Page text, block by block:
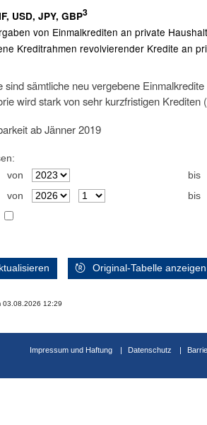
USD, JPY, GBP3
von Einmalkrediten an private
Kreditrahmen revolvierender Kredite an
sind sämtliche neu vergebene
wird stark von sehr kurzfristigen
ab Jänner 2019
von
bis
von
bis
Original-Tabelle anzeigen
03.08.2026 12:29
Impressum und Haftung Datenschutz